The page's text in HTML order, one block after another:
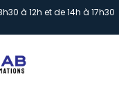
à 12h et de 14h à 17h30